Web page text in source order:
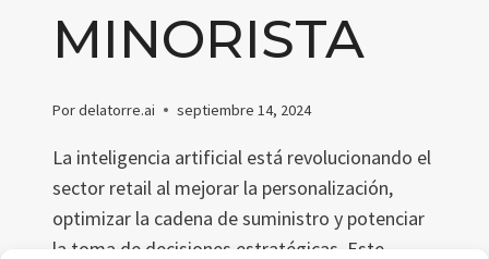
MINORISTA
Pordelatorre.ai septiembre 14, 2024
La inteligencia artificial está revolucionando el
sector retail al mejorar la personalización,
optimizar la cadena de suministro y potenciar
la toma de decisiones estratégicas. Este